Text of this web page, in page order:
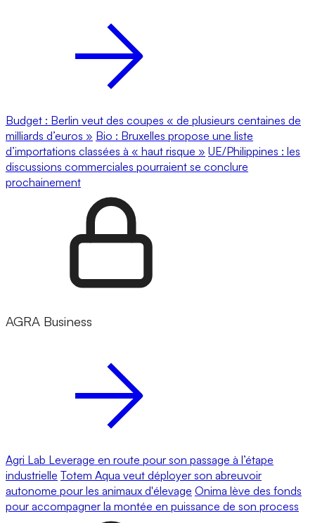
Budget : Berlin veut des coupes « de plusieurs centaines de
milliards d’euros » Bio : Bruxelles propose une liste
d’importations classées à « haut risque » UE/Philippines : les
discussions commerciales pourraient se conclure
prochainement
AGRA Business
Agri Lab Leverage en route pour son passage à l’étape
industrielle Totem Aqua veut déployer son abreuvoir
autonome pour les animaux d'élevage Onima lève des fonds
pour accompagner la montée en puissance de son process